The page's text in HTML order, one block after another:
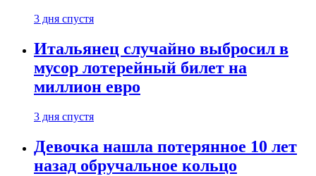
3 дня спустя
Итальянец случайно выбросил в
мусор лотерейный билет на
миллион евро
3 дня спустя
Девочка нашла потерянное 10 лет
назад обручальное кольцо